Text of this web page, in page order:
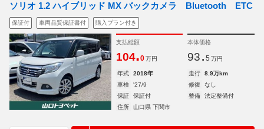
ソリオ 1.2 ハイブリッド MX バックカメラ Bluetooth ETC
保証付 車両品質保証書付 購入プラン付き
支払総額
104.0 万円
本体価格
93. 5 万円
年式 2018年 走行
8.9万km
車検
'27/9 修復
なし
保証
保証付 整備
法定整備付
住所
山口県 下関市